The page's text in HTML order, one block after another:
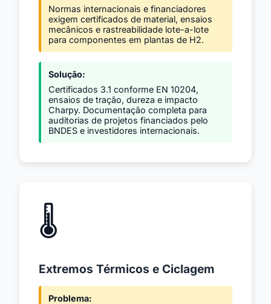
Normas internacionais e financiadores
exigem certificados de material, ensaios
mecânicos e rastreabilidade lote-a-lote
para componentes em plantas de H2.
Solução:
Certificados 3.1 conforme EN 10204,
ensaios de tração, dureza e impacto
Charpy. Documentação completa para
auditorias de projetos financiados pelo
BNDES e investidores internacionais.
🌡️
Extremos Térmicos e Ciclagem
Problema: